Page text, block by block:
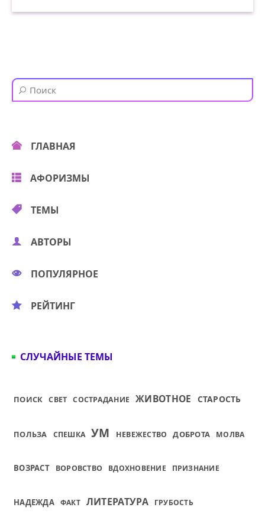
ГЛАВНАЯ
АФОРИЗМЫ
ТЕМЫ
АВТОРЫ
ПОПУЛЯРНОЕ
РЕЙТИНГ
СЛУЧАЙНЫЕ ТЕМЫ
ПОИСК СВЕТ СОСТРАДАНИЕ ЖИВОТНОЕ СТАРОСТЬ
ПОЛЬЗА СПЕШКА УМ НЕВЕЖЕСТВО ДОБРОТА МОЛВА
ВОЗРАСТ ВОРОВСТВО ВДОХНОВЕНИЕ ПРИЗНАНИЕ
НАДЕЖДА ФАКТ ЛИТЕРАТУРА ГРУБОСТЬ